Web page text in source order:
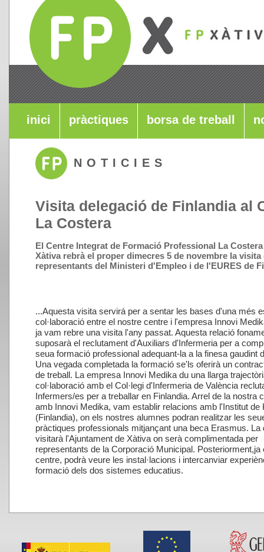
inici pràctiques borsa de treball
NOTICIES
Visita delegació de Finlandia al
La Costera
El Centre Integrat de Formació Professional La
Xàtiva rebrà el proper dimecres 5 de novembre la visita
representants del Ministeri d'Empleo i de l'EURES de
...Aquesta visita servirá per a sentar les bases d'una més
col·laboració entre el nostre centre i l'empresa Innovi
ja vam rebre una visita l'any passat. Aquesta relació
suposarà el reclutament d'Auxiliars d'Infermeria per a
seua formació professional adequant-la a la finesa gaudint
Una vegada completada la formació se'ls oferirà un
de treball. La empresa Innovi Medika du una llarga
col·laboració amb el Col·legi d'Infermeria de València
Infermers/es per a treballar en Finlandia. Arrel de la nostra
amb Innovi Medika, vam establir relacions amb l'Institut de
(Finlandia), on els nostres alumnes podran realitzar les
pràctiques professionals mitjançant una beca Erasmus. La
visitarà l'Ajuntament de Xàtiva on serà complimentada per
representants de la Corporació Municipal. Posteriorment,ja
centre, podrà veure les instal·lacions i intercanviar
formació dels dos sistemes educatius.